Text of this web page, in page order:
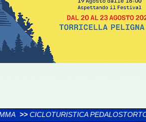
DOMENICA 9 AGOSTO